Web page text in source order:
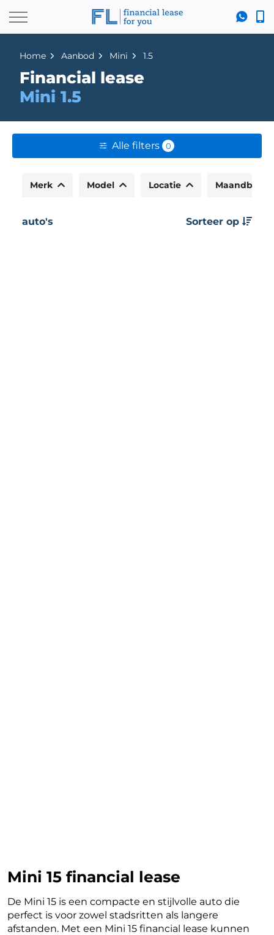
Home Aanbod Mini 1.5
Financial lease
Mini 1.5
Alle filters 0
Merk Model Locatie
auto's Sorteer op
Mini 15 financial lease
De Mini 15 is een compacte en stijlvolle auto die
perfect is voor zowel stadsritten als langere
afstanden. Met een Mini 15 financial lease kunnen